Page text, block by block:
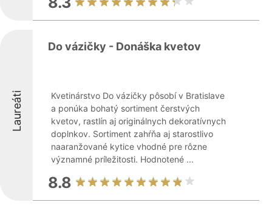
Laureáti
Do vázičky - Donáška kvetov
Kvetinárstvo Do vázičky pôsobí v Bratislave
a ponúka bohatý sortiment čerstvých
kvetov, rastlín aj originálnych dekoratívnych
doplnkov. Sortiment zahŕňa aj starostlivo
naaranžované kytice vhodné pre rôzne
významné príležitosti. Hodnotené ...
8.8